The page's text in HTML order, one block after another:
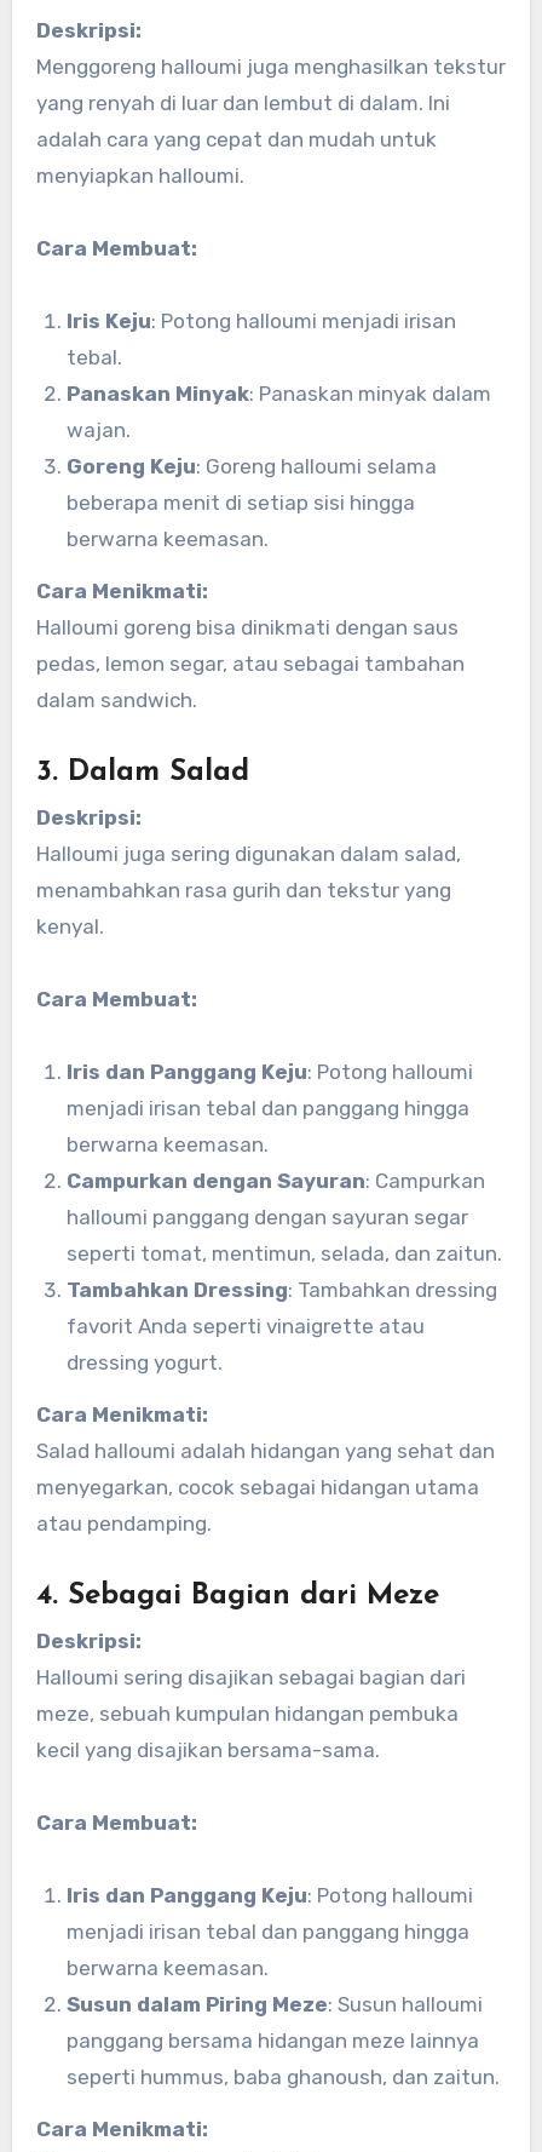
Deskripsi:
Menggoreng halloumi juga menghasilkan tekstur
yang renyah di luar dan lembut di dalam. Ini
adalah cara yang cepat dan mudah untuk
menyiapkan halloumi.
Cara Membuat:
Iris Keju: Potong halloumi menjadi irisan
tebal.
Panaskan Minyak: Panaskan minyak dalam
wajan.
Goreng Keju: Goreng halloumi selama
beberapa menit di setiap sisi hingga
berwarna keemasan.
Cara Menikmati:
Halloumi goreng bisa dinikmati dengan saus
pedas, lemon segar, atau sebagai tambahan
dalam sandwich.
3. Dalam Salad
Deskripsi:
Halloumi juga sering digunakan dalam salad,
menambahkan rasa gurih dan tekstur yang
kenyal.
Cara Membuat:
Iris dan Panggang Keju: Potong halloumi
menjadi irisan tebal dan panggang hingga
berwarna keemasan.
Campurkan dengan Sayuran: Campurkan
halloumi panggang dengan sayuran segar
seperti tomat, mentimun, selada, dan zaitun.
Tambahkan Dressing: Tambahkan dressing
favorit Anda seperti vinaigrette atau
dressing yogurt.
Cara Menikmati:
Salad halloumi adalah hidangan yang sehat dan
menyegarkan, cocok sebagai hidangan utama
atau pendamping.
4. Sebagai Bagian dari Meze
Deskripsi:
Halloumi sering disajikan sebagai bagian dari
meze, sebuah kumpulan hidangan pembuka
kecil yang disajikan bersama-sama.
Cara Membuat:
Iris dan Panggang Keju: Potong halloumi
menjadi irisan tebal dan panggang hingga
berwarna keemasan.
Susun dalam Piring Meze: Susun halloumi
panggang bersama hidangan meze lainnya
seperti hummus, baba ghanoush, dan zaitun.
Cara Menikmati: